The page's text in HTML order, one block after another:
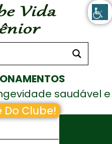
saudável e
Do Clube!